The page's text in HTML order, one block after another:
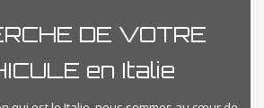
DE VOTRE
en Italie